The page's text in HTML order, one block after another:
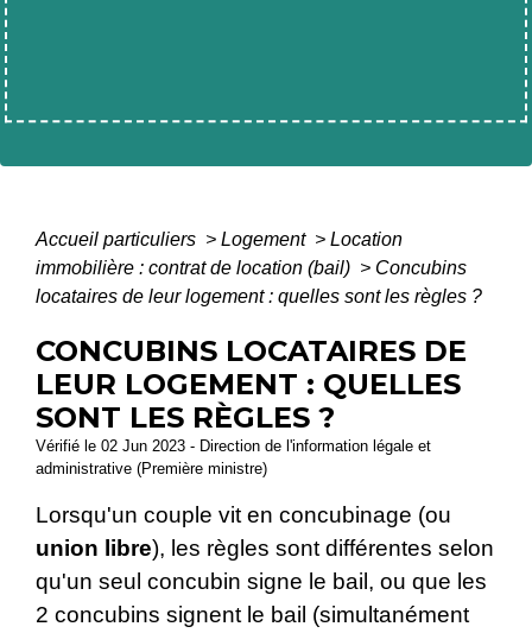
Accueil particuliers > Logement > Location
immobilière : contrat de location (bail) > Concubins
locataires de leur logement : quelles sont les règles ?
CONCUBINS LOCATAIRES DE
LEUR LOGEMENT : QUELLES
SONT LES RÈGLES ?
Vérifié le 02 Jun 2023 - Direction de l'information légale et
administrative (Première ministre)
Lorsqu'un couple vit en concubinage (ou
union libre), les règles sont différentes selon
qu'un seul concubin signe le bail, ou que les
2 concubins signent le bail (simultanément